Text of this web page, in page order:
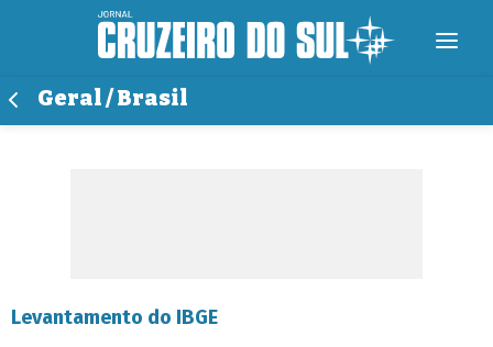
Geral / Brasil
Levantamento do IBGE